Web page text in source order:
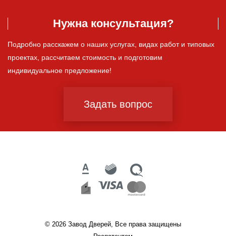
Нужна консультация?
Подробно расскажем о наших услугах, видах работ и типовых
проектах, рассчитаем стоимость и подготовим
индивидуальное предложение!
Задать вопрос
© 2026 Завод Дверей, Все права защищены